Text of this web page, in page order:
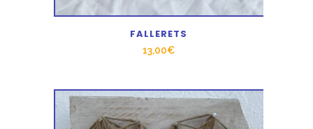
FALLERETS
13,00€